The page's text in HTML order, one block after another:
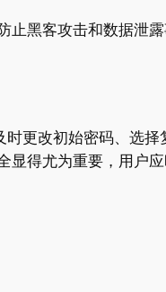
黑客攻击和数据泄露
更改初始密码、选择
得尤为重要，用户应